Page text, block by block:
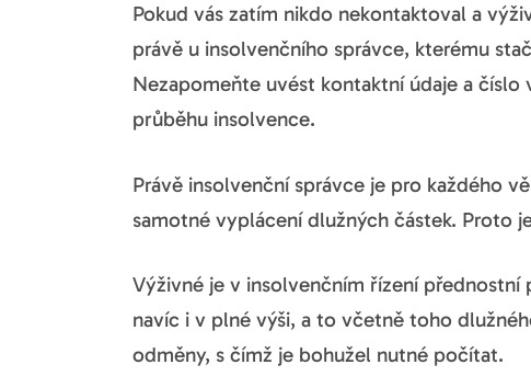
Pokud vás zatím nikdo nekontaktoval a
právě u insolvenčního správce, kterému
Nezapomeňte uvést kontaktní údaje a
průběhu insolvence.
Právě insolvenční správce je pro každého
samotné vyplácení dlužných částek. Proto
Výživné je v insolvenčním řízení
navíc i v plné výši, a to včetně toho
odměny, s čímž je bohužel nutné počítat.